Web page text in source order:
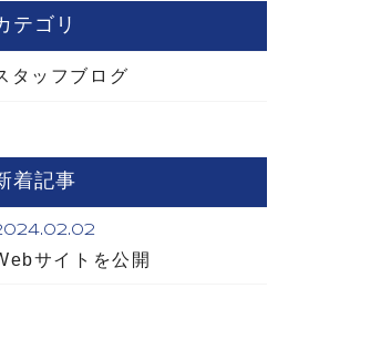
テゴリ
タッフブログ
着記事
サイトを公開